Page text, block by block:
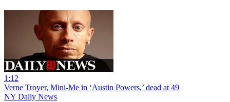
1:12
Verne Troyer, Mini-Me in ‘Austin Powers,’ dead at 49
NY Daily News